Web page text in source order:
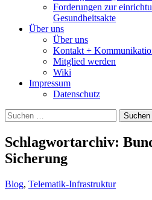
Forderungen zur
Gesundheitsakte
Über uns
Über uns
Kontakt +
Mitglied werden
Wiki
Impressum
Datenschutz
Suchen
nach:
Schlagwortarchiv:
Sicherung
Blog, Telematik-Infrastruktur